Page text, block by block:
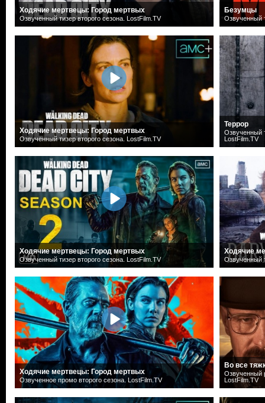
Ходячие мертвецы: Город мертвых
Озвученный тизер второго сезона. LostFilm.TV
Ходячие мертвецы: Город мертвых
Озвученный тизер второго сезона. LostFilm.TV
Ходячие мертвецы: Город мертвых
Озвученный тизер второго сезона. LostFilm.TV
Ходячие мертвецы: Город мертвых
Озвученное промо второго сезона. LostFilm.TV
Безумцы
Озвученный
Террор
Озвученный
LostFilm.TV
Ходячие
Озвученный
Во все
Озвученный
LostFilm.TV